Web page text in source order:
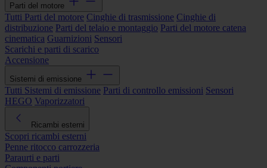
Parti del motore
Tutti Parti del motore Cinghie di trasmissione Cinghie di
distribuzione Parti del telaio e montaggio Parti del motore catena
cinematica Guarnizioni Sensori
Scarichi e parti di scarico
Accensione
Sistemi di emissione
Tutti Sistemi di emissione Parti di controllo emissioni Sensori
HEGO Vaporizzatori
Ricambi esterni
Scopri ricambi esterni
Penne ritocco carrozzeria
Paraurti e parti